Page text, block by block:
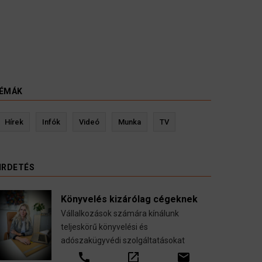
Seidler Jozsef - könyvelő
Hírek Infók Videó Munka TV
Könyvelés kizárólag cégeknek
Vállalkozások számára kínálunk
teljeskörű könyvelési és
adószakügyvédi szolgáltatásokat
call open_in_new email